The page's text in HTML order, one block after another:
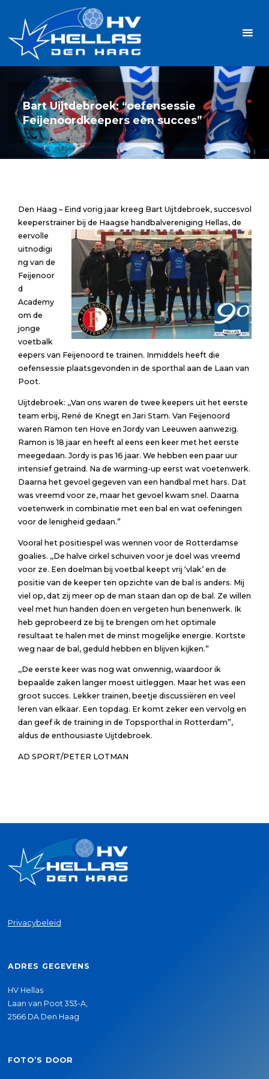
inhoud
Bart Uijtdebroek: “oefensessie
Feijenoordkeepers een succes”
Den Haag – Eind vorig jaar kreeg Bart Uijtdebroek, succesvol
keeperstrainer bij de Haagse handbalvereniging Hellas,de
eervolle
uitnodigi
ng van de
Feijenoor
d
Academy
om de
jonge
voetbalk
eepers van Feijenoord te trainen. Inmiddels heeft die
oefensessie plaatsgevonden in de sporthal aan de Laan van
Poot.
Uijtdebroek: ,,Van ons waren de twee keepers uit het eerste
team erbij, René de Knegt en Jari Stam. Van Feijenoord
waren Ramon ten Hove en Jordy van Leeuwen aanwezig.
Ramon is 18 jaar en heeft al eens een keer met het eerste
meegedaan. Jordy is pas 16 jaar. We hebben een paar uur
intensief getraind. Na de warming-up eerst wat voetenwerk.
Daarna het gevoel gegeven van een handbal met hars. Dat
was vreemd voor ze, maar het gevoel kwam snel. Daarna
voetenwerk in combinatie met een bal en wat oefeningen
voor de lenigheid gedaan.”
Vooral het positiespel was wennen voor de Rotterdamse
goalies. ,,De halve cirkel schuiven voor je doel was vreemd
voor ze. Een doelman bij voetbal keept vrij ‘vlak’ en de
positie van de keeper ten opzichte van de bal is anders. Mij
viel op, dat zij meer op de man staan dan op de bal. Ze willen
veel met hun handen doen en vergeten hun benenwerk. Ik
heb geprobeerd ze bij te brengen om het optimale
resultaat te halen met de minst mogelijke energie. Kortste
weg naar de bal, geduld hebben en blijven kijken.”
,,De eerste keer was nog wat onwennig, waardoor ik
bepaalde zaken langer moest uitleggen. Maar het was een
groot succes. Lekker trainen, beetje discussiëren en veel
leren van elkaar. Een topdag. Er komt zeker een vervolg en
dan geef ik de training in de Topsporthal in Rotterdam”,
aldus de enthousiaste Uijtdebroek.
AD SPORT/PETER LOTMAN
Privacybeleid
ADRES GEGEVENS
HV Hellas
Laan van Poot 353-A,
2566 DA Den Haag
FOTO’S DOOR